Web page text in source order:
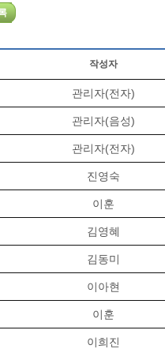
작성자
관리자(전자)
관리자(음성)
관리자(전자)
진영숙
이훈
김영혜
김동미
이아현
이훈
이희진